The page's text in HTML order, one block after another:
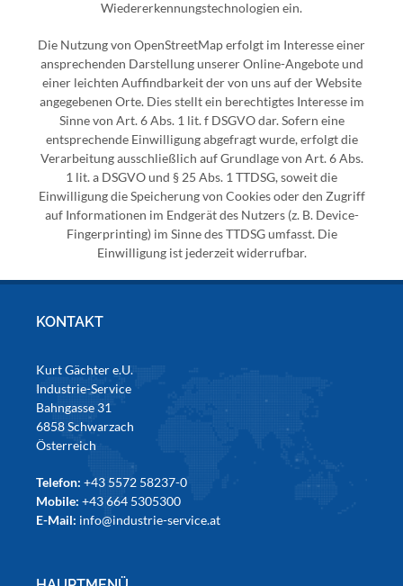
Wiedererkennungstechnologien ein.
Die Nutzung von OpenStreetMap erfolgt im Interesse einer
ansprechenden Darstellung unserer Online-Angebote und
einer leichten Auffindbarkeit der von uns auf der Website
angegebenen Orte. Dies stellt ein berechtigtes Interesse im
Sinne von Art. 6 Abs. 1 lit. f DSGVO dar. Sofern eine
entsprechende Einwilligung abgefragt wurde, erfolgt die
Verarbeitung ausschließlich auf Grundlage von Art. 6 Abs.
1 lit. a DSGVO und § 25 Abs. 1 TTDSG, soweit die
Einwilligung die Speicherung von Cookies oder den Zugriff
auf Informationen im Endgerät des Nutzers (z. B. Device-
Fingerprinting) im Sinne des TTDSG umfasst. Die
Einwilligung ist jederzeit widerrufbar.
KONTAKT
Kurt Gächter e.U.
Industrie-Service
Bahngasse 31
6858 Schwarzach
Österreich
Telefon: +43 5572 58237-0
Mobile: +43 664 5305300
E-Mail: info@industrie-service.at